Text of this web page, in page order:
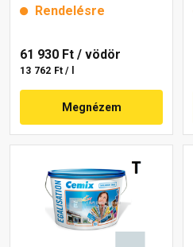
Rendelésre
61 930 Ft / vödör
13 762 Ft / l
Megnézem